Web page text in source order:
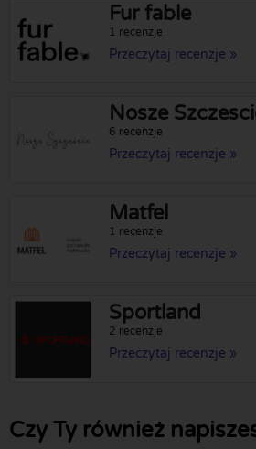
Fur fable
1 recenzje
Przeczytaj recenzje »
Nosze
6 recenzje
Przeczytaj recenzje »
Matfel
1 recenzje
Przeczytaj recenzje »
Sportland
2 recenzje
Przeczytaj recenzje »
Czy Ty również